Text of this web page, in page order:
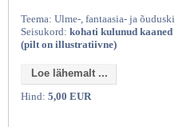
Teema: Ulme-, fantaasia- ja
Seisukord: kohati kulunud kaaned
(pilt on illustratiivne)
Loe lähemalt ...
Hind: 5,00 EUR